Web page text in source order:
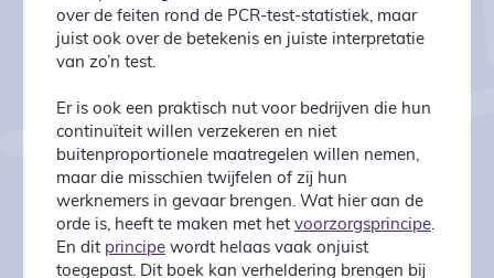
over de feiten rond de PCR-test-statistiek, maar
juist ook over de betekenis en juiste interpretatie
van zo’n test.
Er is ook een praktisch nut voor bedrijven die hun
continuïteit willen verzekeren en niet
buitenproportionele maatregelen willen nemen,
maar die misschien twijfelen of zij hun
werknemers in gevaar brengen. Wat hier aan de
orde is, heeft te maken met het voorzorgsprincipe.
En dit principe wordt helaas vaak onjuist
toegepast. Dit boek kan verheldering brengen bij